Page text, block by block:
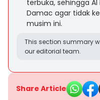
terbuka, sehingga
Damac agar tidak
musim ini.
This section summary
our editorial team.
Share Article